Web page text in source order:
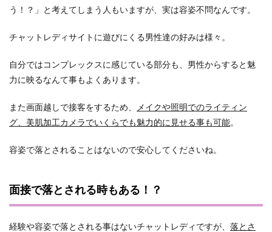
う！？」と考えてしまう人もいますが、実は容姿不問なんです。
チャットレディサイトに遊びにくる男性達の好みは様々。
自分ではコンプレックスに感じている部分も、男性からすると魅
力に映るなんて事もよくあります。
また画面越しで接客をするため、
メイクや照明でのライティン
グ、美肌加工カメラでいくらでも魅力的に見せる事も可能。
容姿で落とされることはないので安心してくださいね。
面接で落とされる時もある！？
経験や容姿で落とされる事はないチャットレディですが、 落とさ